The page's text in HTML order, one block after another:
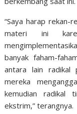
“Saya harap rekan-
materi ini
banyak faham-
antara lain radikal
mereka
kemudian radikal
ekstrim,” terangnya.